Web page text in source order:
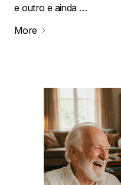
e outro e ainda …
More